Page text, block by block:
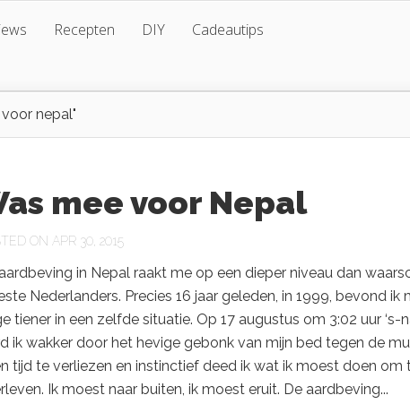
Recepten DIY Cadeautips
nepal"
mee voor Nepal
ON APR 30, 2015
in Nepal raakt me op een dieper niveau dan
Nederlanders. Precies 16 jaar geleden, in 1999, bevond ik
tiener in een zelfde situatie. Op 17 augustus om 3:02 uur ‘s-
ik wakker door het hevige gebonk van mijn bed tegen de
tijd te verliezen en instinctief deed ik wat ik moest doen om
Ik moest naar buiten, ik moest eruit. De aardbeving...